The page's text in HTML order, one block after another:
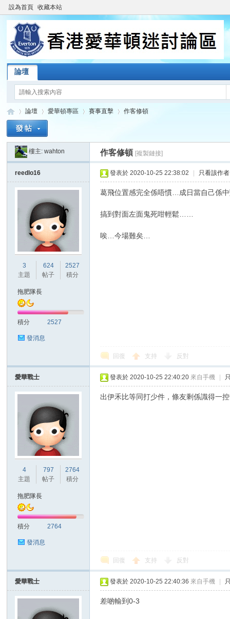
設為首頁 收藏本站
論壇
»
論壇
›
愛華頓專區 賽事直擊
›
作客修頓
樓主:wahton 作客修頓 [複製鏈接]
reedlo16
3
主題
624
帖子
2527
積分
拖肥隊長
積分 2527
發消息
發表於 2020-10-25 22:38:02 只看該作者
葛飛位置感完全係唔慣…成日當自己係
搞到對面左面鬼死咁輕鬆……
唉…今場難矣…
回復 支持 反對
愛華戰士
4
主題
797
帖子
2764
積分
拖肥隊長
積分 2764
發消息
發表於 2020-10-25 22:40:20 來自手機
出伊禾比等同打少件，條友剩係識得一控
回復 支持 反對
愛華戰士 發表於 2020-10-25 22:40:36 來自手機
差啲輸到0-3